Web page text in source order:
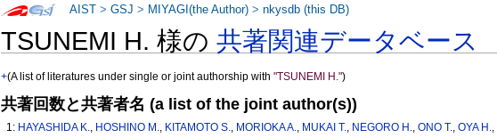
TSUNEMI H. 様の共著関連データベース
+(A list of literatures under single or joint authorship with"TSUNEMI H.")
共著回数と共著者名 (a list of the joint author(s))
1: HAYASHIDA K., HOSHINO M., KITAMOTO S., MORIOKA A., MUKAI T., NEGORO H.,ONO T.,OYA H.,
AIST >GSJ > MIYAGI(the Author) >nkysdb (this DB)